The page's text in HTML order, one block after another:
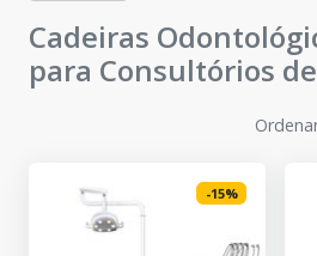
Cadeiras
para Consultórios
-15%